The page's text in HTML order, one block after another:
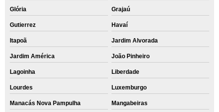
Glória Grajaú
Gutierrez Havaí
Itapoã Jardim Alvorada
Jardim América João Pinheiro
Lagoinha Liberdade
Lourdes Luxemburgo
Manacás Nova Pampulha Mangabeiras